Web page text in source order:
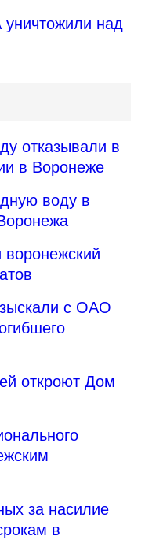
над
отказывали в
в Воронеже
воду в
с ОАО
откроют Дом
за насилие
в